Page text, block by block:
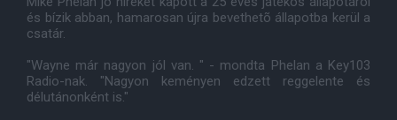
és bízik abban, hamarosan újra bevethetõ állapotba kerül a
csatár.
"Wayne már nagyon jól van. " - mondta Phelan a Key103
Radio-nak. "Nagyon keményen edzett reggelente és
délutánonként is."